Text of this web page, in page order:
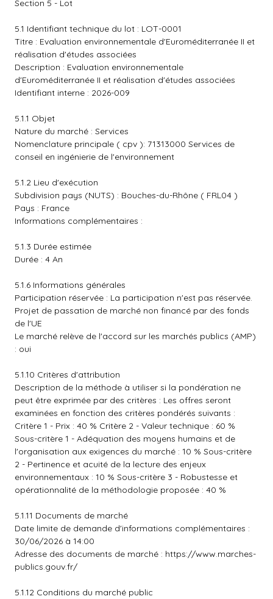
Section 5 - Lot
5.1 Identifiant technique du lot : LOT-0001
Titre : Evaluation environnementale d'Euroméditerranée II et
réalisation d'études associées
Description : Evaluation environnementale
d'Euroméditerranée II et réalisation d'études associées
Identifiant interne : 2026-009
5.1.1 Objet
Nature du marché : Services
Nomenclature principale ( cpv ): 71313000 Services de
conseil en ingénierie de l'environnement
5.1.2 Lieu d'exécution
Subdivision pays (NUTS) : Bouches-du-Rhône ( FRL04 )
Pays : France
Informations complémentaires :
5.1.3 Durée estimée
Durée : 4 An
5.1.6 Informations générales
Participation réservée : La participation n'est pas réservée.
Projet de passation de marché non financé par des fonds
de l'UE
Le marché relève de l'accord sur les marchés publics (AMP)
: oui
5.1.10 Critères d'attribution
Description de la méthode à utiliser si la pondération ne
peut être exprimée par des critères : Les offres seront
examinées en fonction des critères pondérés suivants :
Critère 1 - Prix : 40 % Critère 2 - Valeur technique : 60 %
Sous-critère 1 - Adéquation des moyens humains et de
l'organisation aux exigences du marché : 10 % Sous-critère
2 - Pertinence et acuité de la lecture des enjeux
environnementaux : 10 % Sous-critère 3 - Robustesse et
opérationnalité de la méthodologie proposée : 40 %
5.1.11 Documents de marché
Date limite de demande d'informations complémentaires :
30/06/2026 à 14:00
Adresse des documents de marché : https://www.marches-
publics.gouv.fr/
5.1.12 Conditions du marché public